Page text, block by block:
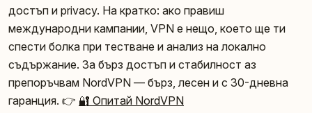
достъп и privacy. На кратко: ако правиш
международни кампании, VPN е нещо, което ще ти
спести болка при тестване и анализ на локално
съдържание. За бърз достъп и стабилност аз
препоръчвам NordVPN — бърз, лесен и с 30-дневна
гаранция. 👉 🔐 Опитай NordVPN